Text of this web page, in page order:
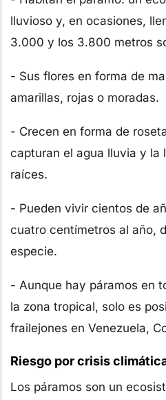
lluvioso y, en ocasiones,
3.000 y los 3.800 metros
- Sus flores en forma de
amarillas, rojas o moradas.
- Crecen en forma de
capturan el agua lluvia y la
raíces.
- Pueden vivir cientos de
cuatro centímetros al año,
especie.
- Aunque hay páramos en
la zona tropical, solo es
frailejones en Venezuela,
Riesgo por crisis
Los páramos son un